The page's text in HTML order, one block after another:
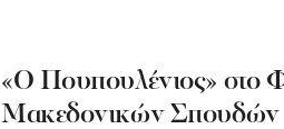
«Ο Πουπουλένιος» στο
Μακεδονικών Σπουδών